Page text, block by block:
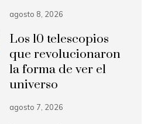
agosto 8, 2026
Los 10 telescopios
que revolucionaron
la forma de ver el
universo
agosto 7, 2026